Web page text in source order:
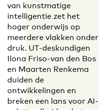
van kunstmatige
intelligentie zet het
hoger onderwijs op
meerdere vlakken onder
druk. UT-deskundigen
Ilona Friso-van den Bos
en Maarten Renkema
duiden de
ontwikkelingen en
breken een lans voor AI-